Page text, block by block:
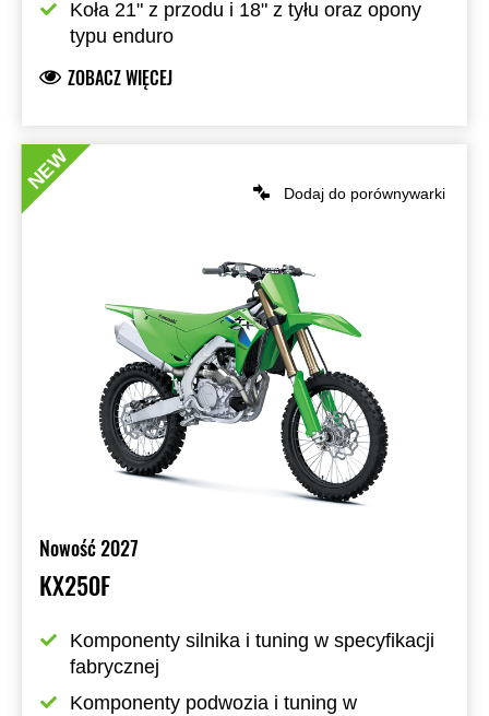
Koła 21" z przodu i 18" z tyłu oraz opony
typu enduro
ZOBACZ WIĘCEJ
Dodaj do porównywarki
Nowość 2027
KX250F
Komponenty silnika i tuning w specyfikacji
fabrycznej
Komponenty podwozia i tuning w
NEW